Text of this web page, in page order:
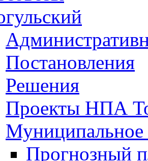
Постановления
Решения
Проекты НПА
Прогнозный